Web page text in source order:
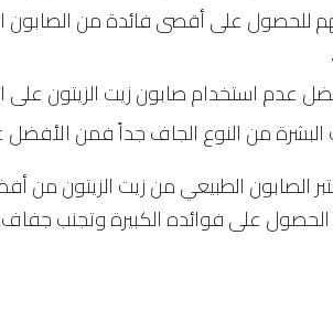
للحصول على أقصى فائدة من الصابون
عدم استخدام صابون زيت الزيتون على
البشرة من النوع الجاف جداً فمن الأفضل
الصابون الطبيعي من زيت الزيتون من
على فوائده الكبيرة وتجنب جفاف